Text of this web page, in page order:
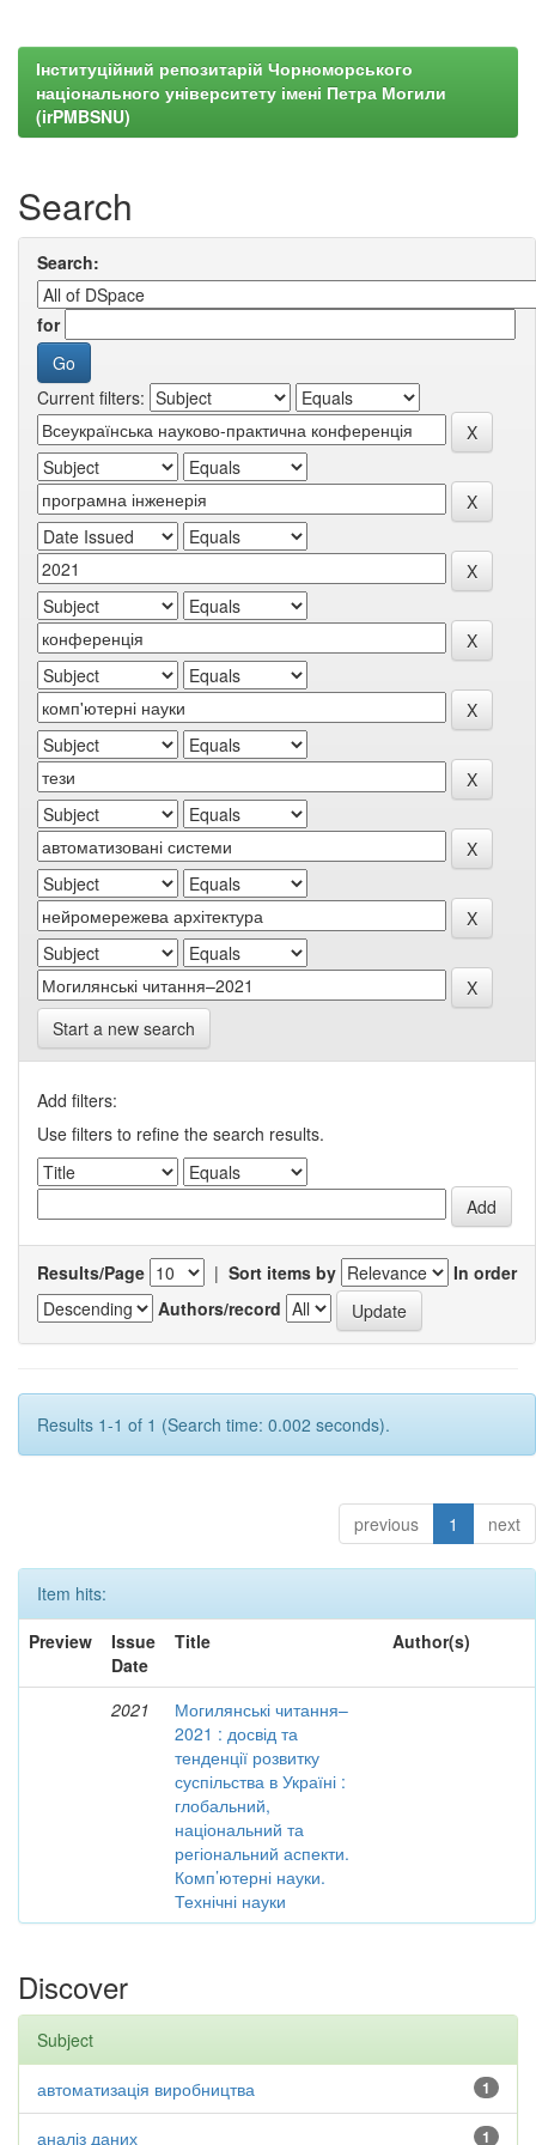
Інституційний репозитарій Чорноморського
національного університету імені Петра Могили
(irPMBSNU)
Search
Search:
for
Current filters:
Start a new search
Add filters:
Use filters to refine the search results.
Results/Page | Sort items by
In order
Authors/record
Results 1-1 of 1 (Search time: 0.002 seconds).
previous 1 next
Item hits:
Preview
Issue
Date
Title Author(s)
2021
Могилянські читання–
2021 : досвід та
тенденції розвитку
суспільства в Україні :
глобальний,
національний та
регіональний аспекти.
Комп’ютерні науки.
Технічні науки
Discover
Subject
1
автоматизація виробництва
1
аналіз даних